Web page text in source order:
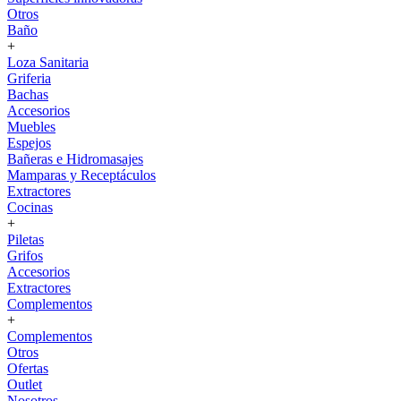
Otros
Baño
+
Loza Sanitaria
Griferia
Bachas
Accesorios
Muebles
Espejos
Bañeras e Hidromasajes
Mamparas y Receptáculos
Extractores
Cocinas
+
Piletas
Grifos
Accesorios
Extractores
Complementos
+
Complementos
Otros
Ofertas
Outlet